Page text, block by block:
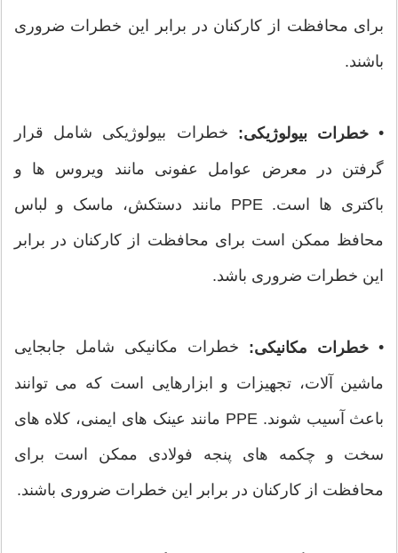
برای محافظت از کارکنان در برابر این خطرات ضروری
باشند.
• خطرات بیولوژیکی: خطرات بیولوژیکی شامل قرار
گرفتن در معرض عوامل عفونی مانند ویروس ها و
باکتری ها است. PPE مانند دستکش، ماسک و لباس
محافظ ممکن است برای محافظت از کارکنان در برابر
این خطرات ضروری باشد.
• خطرات مکانیکی: خطرات مکانیکی شامل جابجایی
ماشین آلات، تجهیزات و ابزارهایی است که می توانند
باعث آسیب شوند. PPE مانند عینک های ایمنی، کلاه های
سخت و چکمه های پنجه فولادی ممکن است برای
محافظت از کارکنان در برابر این خطرات ضروری باشند.